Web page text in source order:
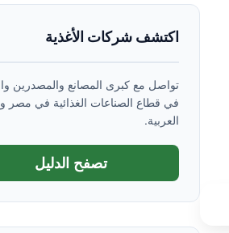
اكتشف شركات الأغذية
تواصل مع كبرى المصانع والمصدرين
في قطاع الصناعات الغذائية في مصر
العربية.
تصفح الدليل